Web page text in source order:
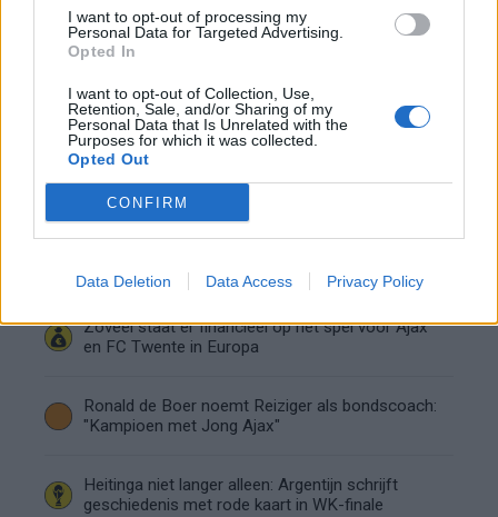
I want to opt-out of processing my
Personal Data for Targeted Advertising.
Opted In
I want to opt-out of Collection, Use,
Retention, Sale, and/or Sharing of my
Personal Data that Is Unrelated with the
Purposes for which it was collected.
Opted Out
CONFIRM
Data Deletion Data Access Privacy Policy
Servische media vergelijken Ajax-talent Abdellah
Ouazane met Lionel Messi
Ajax zet grote stap richting volgende ronde na
ruime zege op Vojvodina
Dusan Tadic kijkt met bijzondere gevoelens naar
Ajax - Vojvodina
Vaart en Sylvie Meis door de jaren heen
Zoveel staat er financieel op het spel voor Ajax
en FC Twente in Europa
Ronald de Boer noemt Reiziger als bondscoach:
"Kampioen met Jong Ajax"
Heitinga niet langer alleen: Argentijn schrijft
geschiedenis met rode kaart in WK-finale